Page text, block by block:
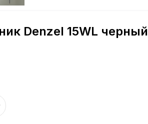
Denzel 15WL черный